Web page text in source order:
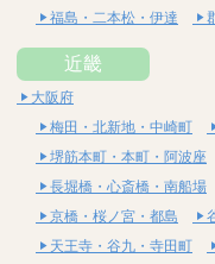
福島・二本松・伊達
近畿
大阪府
梅田・北新地・中崎町
堺筋本町・本町・阿波座
長堀橋・心斎橋・南船場
京橋・桜ノ宮・都島
天王寺・谷九・寺田町